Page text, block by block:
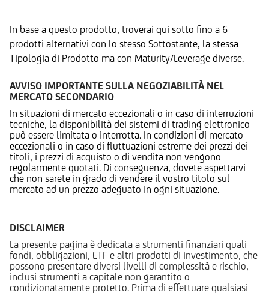
In base a questo prodotto, troverai qui sotto fino a 6
prodotti alternativi con lo stesso Sottostante, la stessa
Tipologia di Prodotto ma con Maturity/Leverage diverse.
AVVISO IMPORTANTE SULLA NEGOZIABILITÀ NEL
MERCATO SECONDARIO
In situazioni di mercato eccezionali o in caso di interruzioni
tecniche, la disponibilità dei sistemi di trading elettronico
può essere limitata o interrotta. In condizioni di mercato
eccezionali o in caso di fluttuazioni estreme dei prezzi dei
titoli, i prezzi di acquisto o di vendita non vengono
regolarmente quotati. Di conseguenza, dovete aspettarvi
che non sarete in grado di vendere il vostro titolo sul
mercato ad un prezzo adeguato in ogni situazione.
DISCLAIMER
La presente pagina è dedicata a strumenti finanziari quali
fondi, obbligazioni, ETF e altri prodotti di investimento, che
possono presentare diversi livelli di complessità e rischio,
inclusi strumenti a capitale non garantito o
condizionatamente protetto. Prima di effettuare qualsiasi